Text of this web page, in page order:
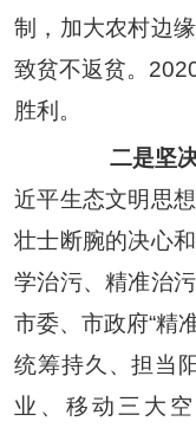
制，加大农村边
致贫不返贫。
胜利。
二是坚
近平生态文明思
壮士断腕的决心
学治污、精准治污
市委、市政府“精
统筹持久、担当
业、移动三大